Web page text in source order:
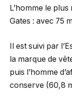
L’homme le
Gates : avec 75
Il est suivi par
la marque de
puis l’homme
conserve (60,8